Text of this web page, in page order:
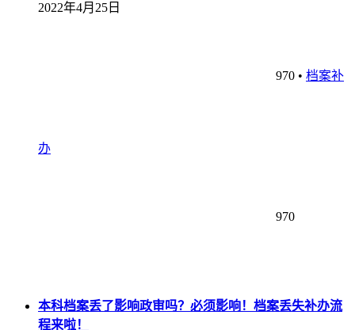
2022年4月25日
970 • 档案补
办
970
本科档案丢了影响政审吗？必须影响！档案丢失补办流
程来啦！